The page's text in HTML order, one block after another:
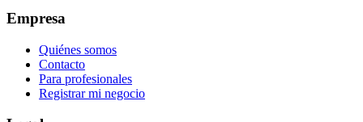
Empresa
Quiénes somos
Contacto
Para profesionales
Registrar mi negocio